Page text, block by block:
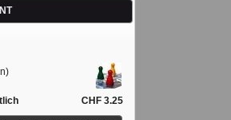
CHF 3.25